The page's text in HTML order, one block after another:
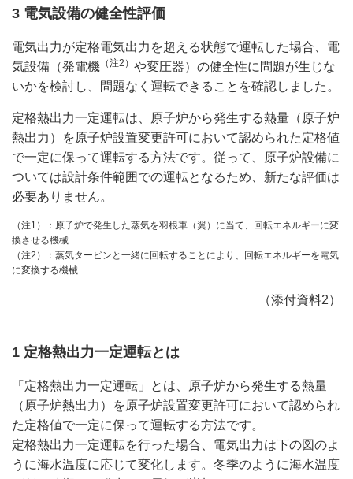
3 電気設備の健全性評価
電気出力が定格電気出力を超える状態で運転した場合、電
気設備（発電機 （注2） や変圧器）の健全性に問題が生じな
いかを検討し、問題なく運転できることを確認しました。
定格熱出力一定運転は、原子炉から発生する熱量（原子炉
熱出力）を原子炉設置変更許可において認められた定格値
で一定に保って運転する方法です。従って、原子炉設備に
ついては設計条件範囲での運転となるため、新たな評価は
必要ありません。
（注1）：原子炉で発生した蒸気を羽根車（翼）に当て、回転エネルギーに変
換させる機械
（注2）：蒸気タービンと一緒に回転することにより、回転エネルギーを電気
に変換する機械
（添付資料2）
1 定格熱出力一定運転とは
「定格熱出力一定運転」とは、原子炉から発生する熱量
（原子炉熱出力）を原子炉設置変更許可において認められ
た定格値で一定に保って運転する方法です。
定格熱出力一定運転を行った場合、電気出力は下の図のよ
うに海水温度に応じて変化します。冬季のように海水温度